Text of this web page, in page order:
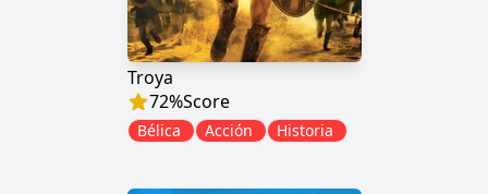
Troya
72%Score
Bélica Acción Historia